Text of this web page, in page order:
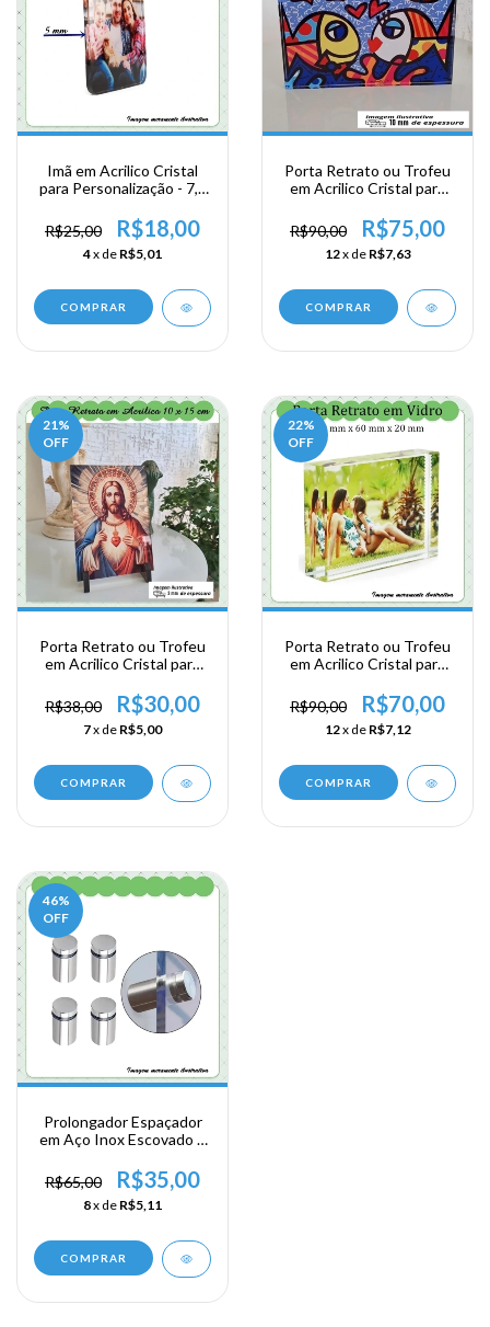
Imã em Acrilico Cristal
para Personalização - 7,5
R$25,00
R$18,00
4x de R$5,01
COMPRAR
Porta Retrato ou Trofeu
em Acrilico Cristal para
cm x 10 mm
R$90,00 R$75,00
12x de R$7,63
COMPRAR
21%
OFF
Porta Retrato ou Trofeu
em Acrilico Cristal para
gancho
R$38,00 R$30,00
7x de R$5,00
22%
OFF
Porta Retrato ou Trofeu
em Acrilico Cristal para
x 20 mm
R$90,00 R$70,00
12x de R$7,12
46%
OFF
Prolongador Espaçador
em Aço Inox Escovado 4
R$65,00
R$35,00
8x de R$5,11